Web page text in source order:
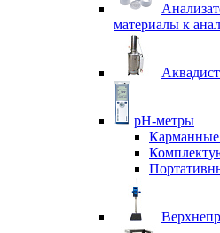
материалы к
pH-метры